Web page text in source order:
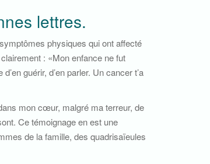
lettres.
physiques qui ont affecté
: «Mon enfance ne fut
guérir, d’en parler. Un cancer t’a
mon cœur, malgré ma terreur, de
Ce témoignage en est une
de la famille, des quadrisaïeules